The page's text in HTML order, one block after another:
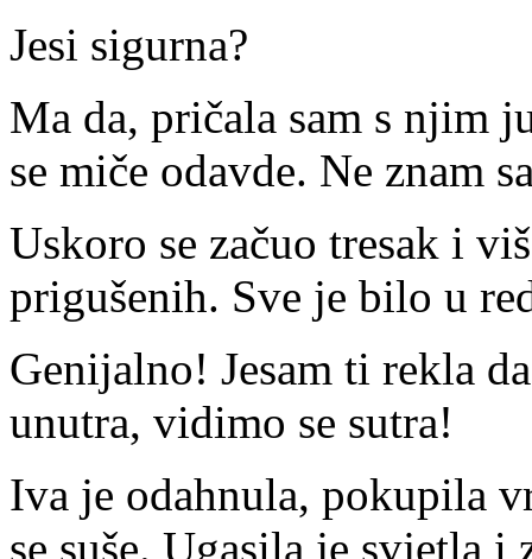
Jesi sigurna?
Ma da, pričala sam s njim
se miče odavde. Ne znam
Uskoro se začuo tresak i
prigušenih. Sve je bilo u
Genijalno! Jesam ti rekla
unutra, vidimo se sutra!
Iva je odahnula, pokupila
se suše. Ugasila je svjetla i